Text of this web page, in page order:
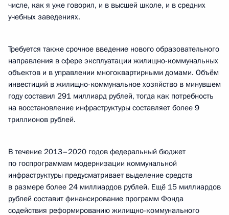
числе, как я уже говорил, и в высшей школе, и в средних
учебных заведениях.
Требуется также срочное введение нового образовательного
направления в сфере эксплуатации жилищно-коммунальных
объектов и в управлении многоквартирными домами. Объём
инвестиций в жилищно-коммунальное хозяйство в минувшем
году составил 291 миллиард рублей, тогда как потребность
на восстановление инфраструктуры составляет более 9
триллионов рублей.
В течение 2013–2020 годов федеральный бюджет
по госпрограммам модернизации коммунальной
инфраструктуры предусматривает выделение средств
в размере более 24 миллиардов рублей. Ещё 15 миллиардов
рублей составит финансирование программ Фонда
содействия реформированию жилищно-коммунального